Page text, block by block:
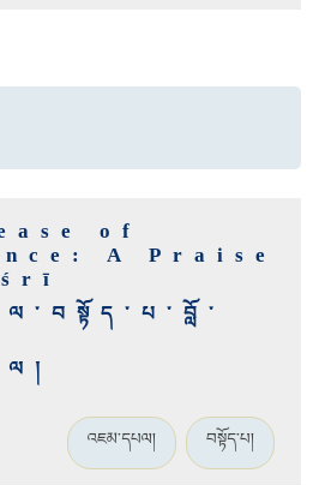
of
A Praise
འཇམ་དཔལ། བསྟོད་པ།